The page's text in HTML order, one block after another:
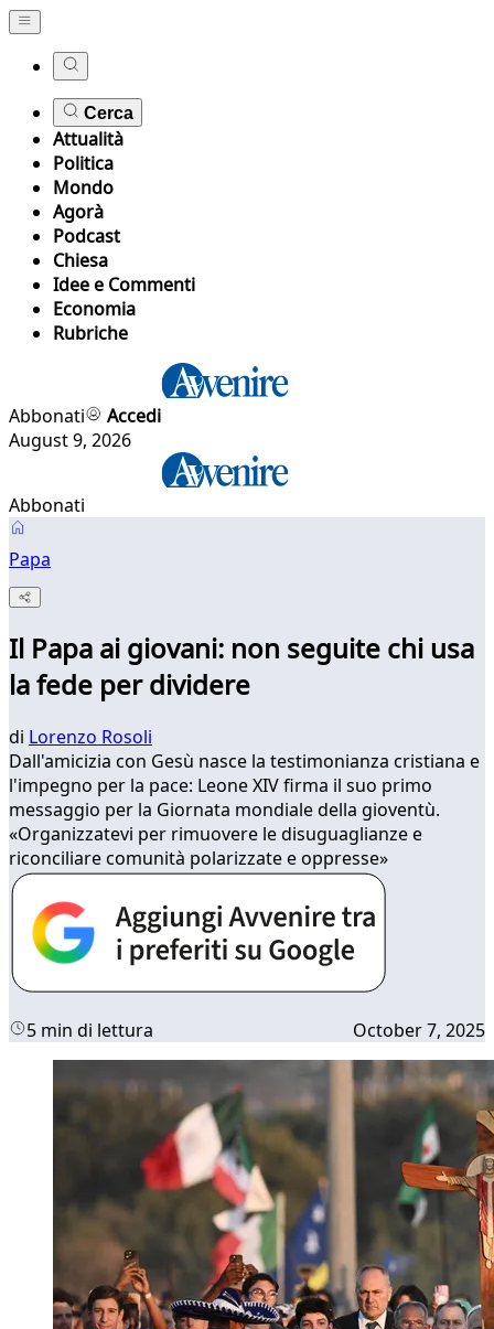
Cerca
Attualità
Politica
Mondo
Agorà
Podcast
Chiesa
Idee e Commenti
Economia
Rubriche
Abbonati
Accedi
August 9, 2026
Abbonati
Papa
Il Papa ai giovani: non seguite chi usa
la fede per dividere
di Lorenzo Rosoli
Dall'amicizia con Gesù nasce la testimonianza cristiana e
l'impegno per la pace: Leone XIV firma il suo primo
messaggio per la Giornata mondiale della gioventù.
«Organizzatevi per rimuovere le disuguaglianze e
riconciliare comunità polarizzate e oppresse»
5 min di lettura October 7, 2025